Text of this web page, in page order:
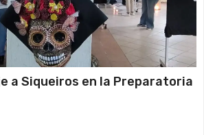
a Siqueiros en la Preparatoria